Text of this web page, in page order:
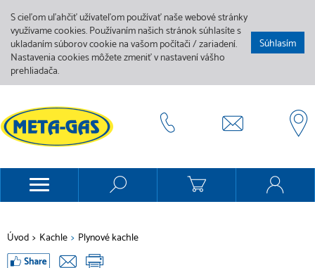
S cieľom uľahčiť užívateľom používať naše webové stránky
využívame cookies. Používaním našich stránok súhlasíte s
ukladaním súborov cookie na vašom počítači / zariadení.
Nastavenia cookies môžete zmeniť v nastavení vášho
prehliadača.
Súhlasím
Úvod > Kachle > Plynové kachle